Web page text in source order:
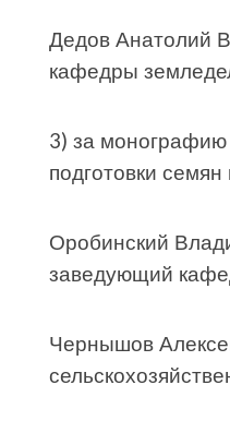
Дедов Анатолий
кафедры
3) за
подготовки
Оробинский
заведующий
Чернышов